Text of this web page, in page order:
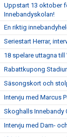
Uppstart 13 oktober
Innebandyskolan!
En riktig
Seriestart Herrar,
18 spelare uttagna till
Rabattkupong
Säsongskort och
Intervju med Marcus
Skoghalls Innebandy
Intervju med Dam-